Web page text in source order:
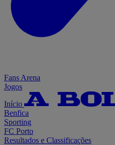
Fans Arena
Jogos
Início
Benfica
Sporting
FC Porto
Resultados e Classificações